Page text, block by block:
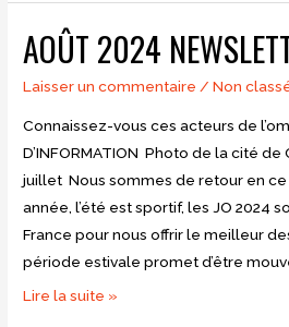
#14
AOÛT 2024
Laisser un commentaire /Non
Connaissez-vous ces acteurs de
D’INFORMATION Photo de la cité
juillet Nous sommes de retour en ce
année, l’été est sportif, les JO 2024
France pour nous offrir le meilleur
période estivale promet d’être
Août
Lire la suite »